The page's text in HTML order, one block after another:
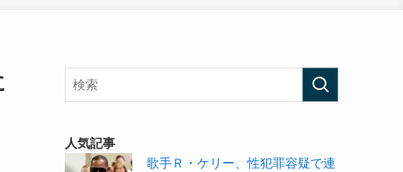
人気記事
歌手Ｒ・ケリー、性犯罪容疑で連